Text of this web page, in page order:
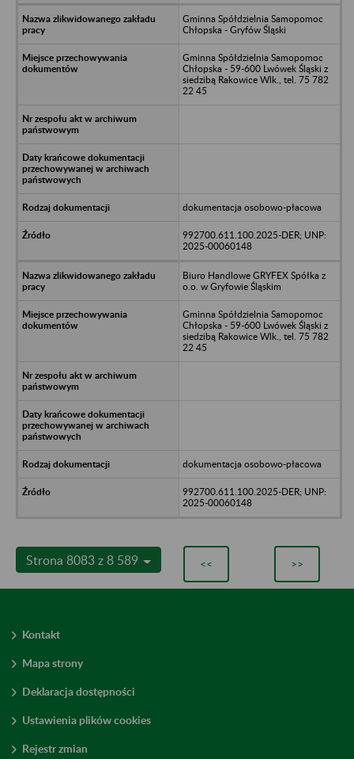
Gminna Spółdzielnia Samopomoc
Chłopska - Gryfów Śląski
Gminna Spółdzielnia Samopomoc
Chłopska - 59-600 Lwówek Śląski z
siedzibą Rakowice Wlk., tel. 75 782
22 45
dokumentacja osobowo-płacowa
992700.611.100.2025-DER; UNP:
2025-00060148
Biuro Handlowe GRYFEX Spółka z
o.o. w Gryfowie Śląskim
Gminna Spółdzielnia Samopomoc
Chłopska - 59-600 Lwówek Śląski z
siedzibą Rakowice Wlk., tel. 75 782
22 45
dokumentacja osobowo-płacowa
992700.611.100.2025-DER; UNP:
2025-00060148
Strona 8083 z 8 589 << >>
Kontakt
Mapa strony
Deklaracja dostępności
Ustawienia plików cookies
Rejestr zmian